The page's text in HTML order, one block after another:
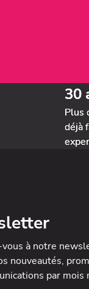
30
Plus
déjà
vous à notre
nouveautés,
par mois